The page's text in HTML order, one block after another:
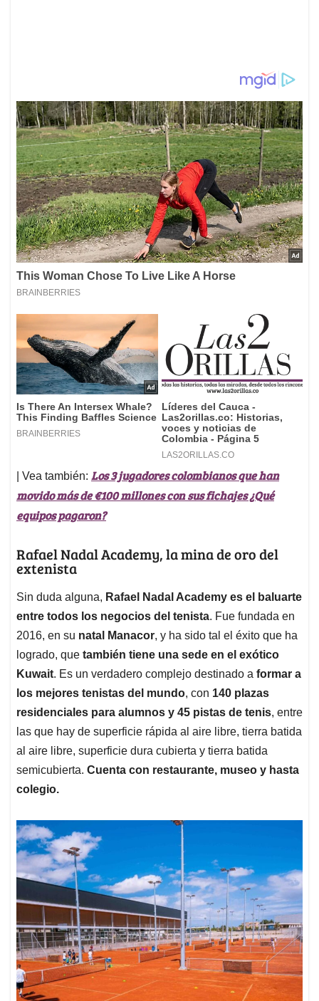
| Vea también: Los 3 jugadores colombianos que han
movido más de €100 millones con sus fichajes ¿Qué
equipos pagaron?
Rafael Nadal Academy, la mina de oro del
extenista
Sin duda alguna, Rafael Nadal Academy es el baluarte
entre todos los negocios del tenista. Fue fundada en
2016, en su natal Manacor, y ha sido tal el éxito que ha
logrado, que también tiene una sede en el exótico
Kuwait. Es un verdadero complejo destinado a formar a
los mejores tenistas del mundo, con 140 plazas
residenciales para alumnos y 45 pistas de tenis, entre
las que hay de superficie rápida al aire libre, tierra batida
al aire libre, superficie dura cubierta y tierra batida
semicubierta. Cuenta con restaurante, museo y hasta
colegio.